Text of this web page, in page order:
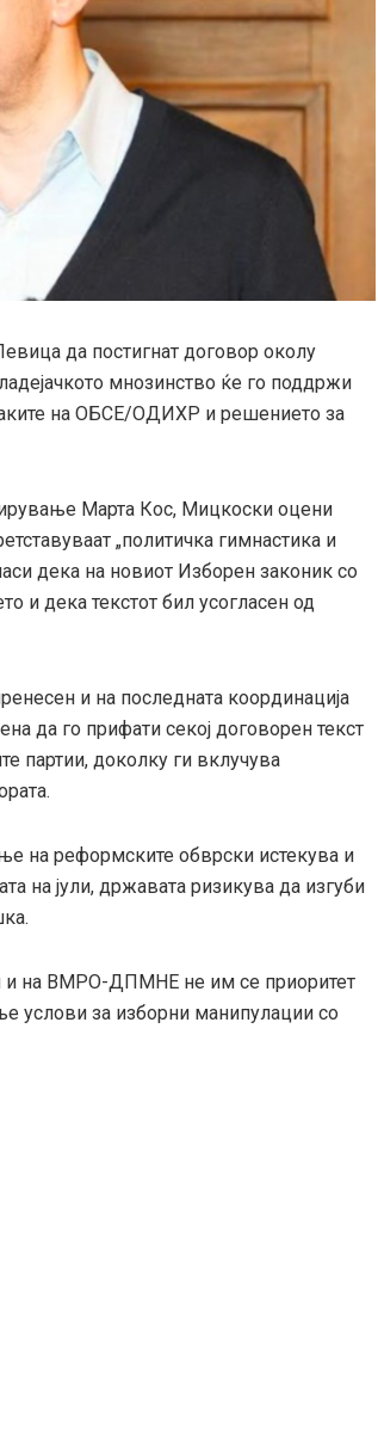
да постигнат договор околу
мнозинство ќе го поддржи
на ОБСЕ/ОДИХР и решението за
Марта Кос, Мицкоски оцени
„политичка гимнастика и
дека на новиот Изборен законик со
и дека текстот бил усогласен од
и на последната координација
да го прифати секој договорен текст
партии, доколку ги вклучува
на реформските обврски истекува и
на јули, државата ризикува да изгуби
и на ВМРО-ДПМНЕ не им се приоритет
услови за изборни манипулации со